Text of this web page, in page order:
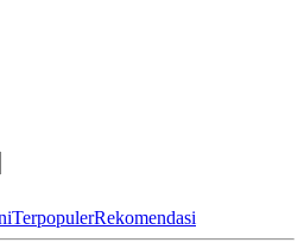
TerpopulerRekomendasi